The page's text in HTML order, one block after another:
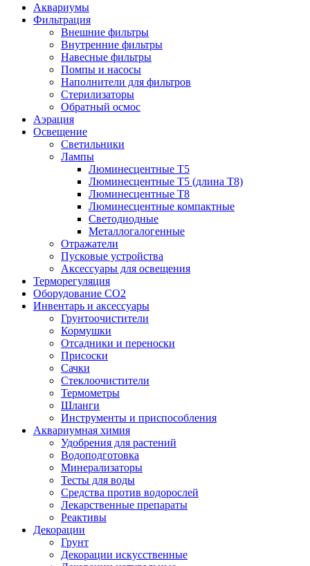
Аквариумы
Фильтрация
Внешние фильтры
Внутренние фильтры
Навесные фильтры
Помпы и насосы
Наполнители для фильтров
Стерилизаторы
Обратный осмос
Аэрация
Освещение
Светильники
Лампы
Люминесцентные T5
Люминесцентные T5 (длина T8)
Люминесцентные T8
Люминесцентные компактные
Светодиодные
Металлогалогенные
Отражатели
Пусковые устройства
Аксессуары для освещения
Терморегуляция
Оборудование CO2
Инвентарь и аксессуары
Грунтоочистители
Кормушки
Отсадники и переноски
Присоски
Сачки
Стеклоочистители
Термометры
Шланги
Инструменты и приспособления
Аквариумная химия
Удобрения для растений
Водоподготовка
Минерализаторы
Тесты для воды
Средства против водорослей
Лекарственные препараты
Реактивы
Декорации
Грунт
Декорации искусственные